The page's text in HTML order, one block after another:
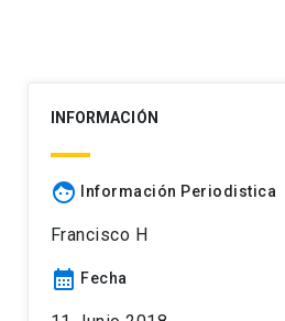
INFORMACIÓN
face Información Periodistica
Francisco H
calendar_month Fecha